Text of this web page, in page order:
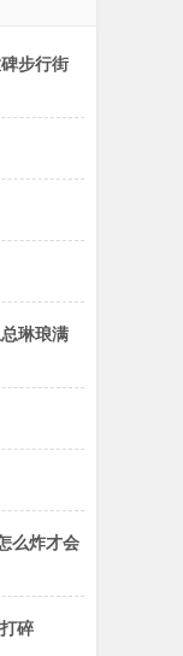
步行街
琳琅满
么炸才会
碎